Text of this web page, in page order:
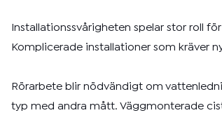
Installationssvårigheten spelar stor roll
Komplicerade installationer som kräver
Rörarbete blir nödvändigt om
typ med andra mått. Väggmonterade